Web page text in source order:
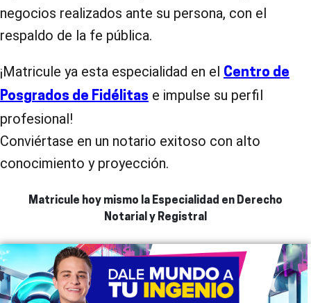
negocios realizados ante su persona, con el
respaldo de la fe pública.
¡Matricule ya esta especialidad en el Centro de
Posgrados de Fidélitas e impulse su perfil
profesional!
Conviértase en un notario exitoso con alto
conocimiento y proyección.
Matricule hoy mismo la Especialidad en Derecho
Notarial y Registral